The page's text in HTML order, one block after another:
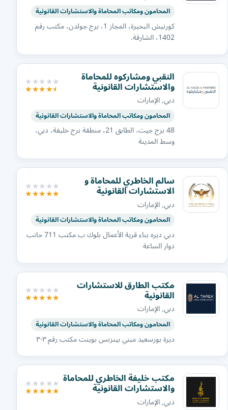
المحامون ومكاتب المحاماة والاستشارات القانونية
كورنيش البحيرة، المجاز 1، برج جولدن، مكتب رقم
1402، الشارقة.
النقبي ومشاركوه للمحاماة
والاستشارات القانونية
دبي, الإمارات
المحامون ومكاتب المحاماة والاستشارات القانونية
48 برج جيت، الطابق 21، منطقة برج خليفة، دبي،
وسط المدينة
سالم الخاطري للمحاماة و
الاستشارات القانونية
دبي, الإمارات
المحامون ومكاتب المحاماة والاستشارات القانونية
دبي ديره بناء قرية الأعمال بلوك ب مكتب 711 جانب
دوار الساعة
مكتب الطارق للاستشارات
القانونية
دبي, الإمارات
المحامون ومكاتب المحاماة والاستشارات القانونية
ديرة بورسعيد مبني بينزنس بوينت مكتب رقم ٣٠٣
مكتب خليفة الخاطري للمحاماة
والاستشارات القانونية
دبي, الإمارات